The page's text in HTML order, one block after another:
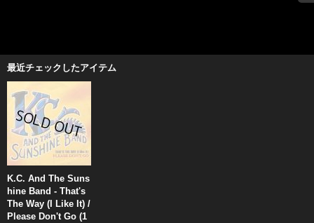
最近チェックしたアイテム
K.C. And The Suns
hine Band - That's
The Way (I Like It) /
Please Don't Go (1